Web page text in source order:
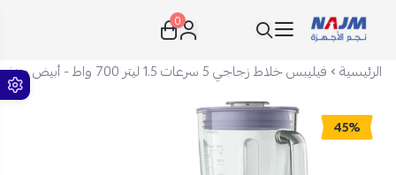
نجم الأجهزة
0
الرئيسية فيليبس خلاط زجاجي 5 سرعات 1.5 ليتر 700 واط - أبيض وبنفسجي - HR2222/01
45%